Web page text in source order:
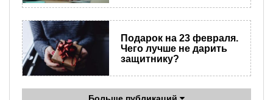
Подарок на 23 февраля.
Чего лучше не дарить
защитнику?
Больше публикаций